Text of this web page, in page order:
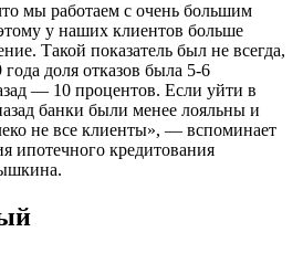
мы работаем с очень большим
у наших клиентов больше
Такой показатель был не всегда,
доля отказов была 5-6
— 10 процентов. Если уйти в
банки были менее лояльны и
не все клиенты», — вспоминает
ипотечного кредитования